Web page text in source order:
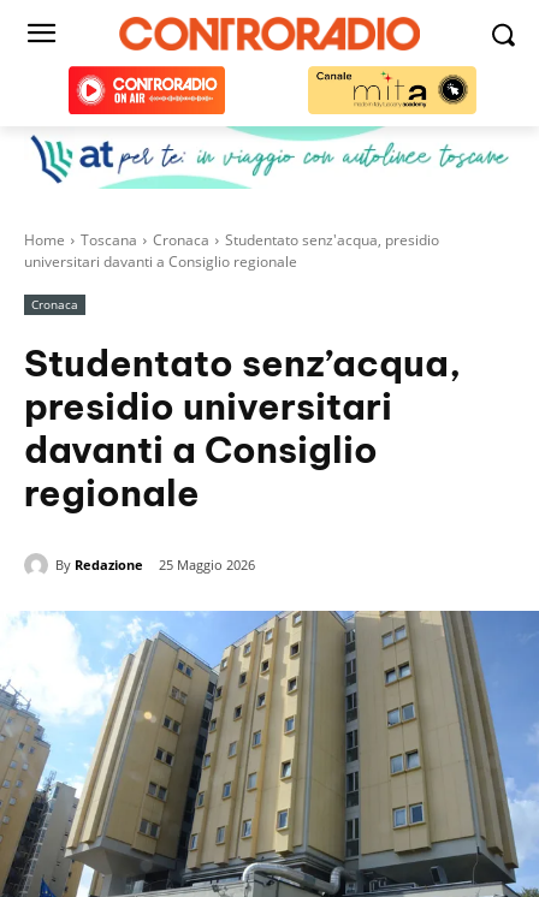
Home Toscana Cronaca
Studentato senz'acqua, presidio
universitari davanti a Consiglio regionale
Cronaca
Studentato senz’acqua,
presidio universitari
davanti a Consiglio
regionale
By Redazione 25 Maggio 2026